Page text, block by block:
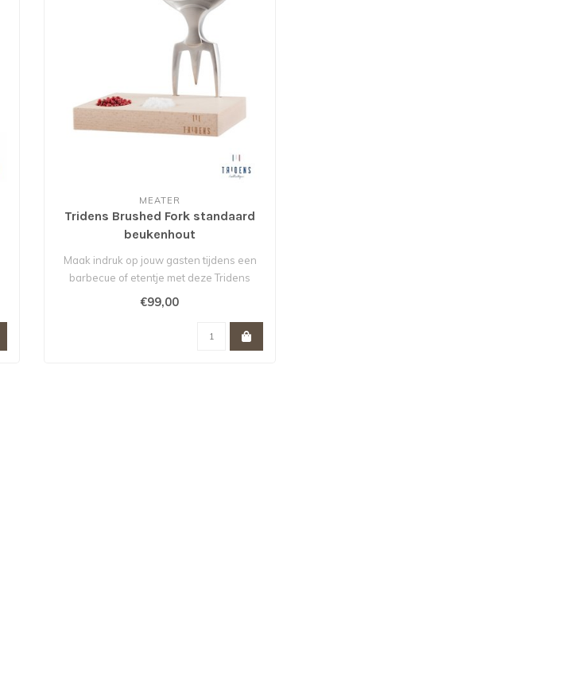
MEATER
Tridens Brushed Fork standaard
beukenhout
Maak indruk op jouw gasten tijdens een
barbecue of etentje met deze Tridens
vlee..
€99,00